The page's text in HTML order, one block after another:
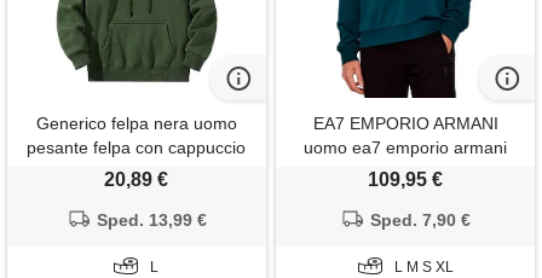
Generico felpa nera uomo
pesante felpa con cappuccio
moda hoodie termica leggera
tops casual oversize pullover
lavoro hip hop abbigliamento
20,89 €
Sped. 13,99 €
L
EA7 EMPORIO ARMANI
uomo ea7 emporio armani
felpa con cappuccio logo
109,95 €
Sped. 7,90 €
L M S XL